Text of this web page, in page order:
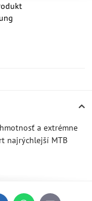
a extrémne
najrýchlejší MTB